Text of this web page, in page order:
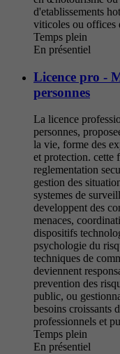
d'etablissements
viticoles ou offices
Temps plein
En présentiel
Licence pro -
personnes
La licence
personnes,
la vie, forme des
et protection. cette
reglementation
gestion des
systemes de
developpent des
menaces,
dispositifs
psychologie du
techniques de
deviennent
prevention des
public, ou
besoins croissants
professionnels et
Temps plein
En présentiel